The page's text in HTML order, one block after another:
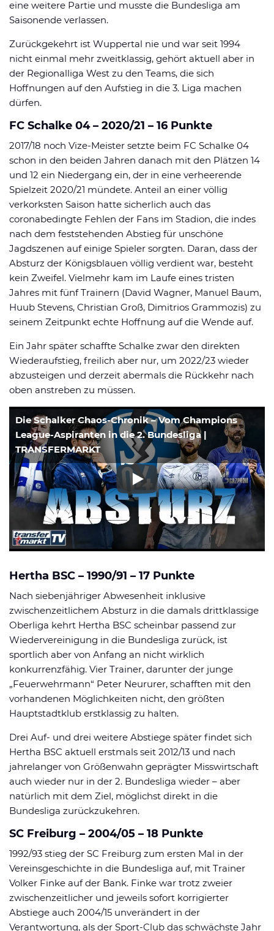
eine weitere Partie und musste die Bundesliga am
Saisonende verlassen.
Zurückgekehrt ist Wuppertal nie und war seit 1994
nicht einmal mehr zweitklassig, gehört aktuell aber in
der Regionalliga West zu den Teams, die sich
Hoffnungen auf den Aufstieg in die 3. Liga machen
dürfen.
FC Schalke 04 – 2020/21 – 16 Punkte
2017/18 noch Vize-Meister setzte beim FC Schalke 04
schon in den beiden Jahren danach mit den Plätzen 14
und 12 ein Niedergang ein, der in eine verheerende
Spielzeit 2020/21 mündete. Anteil an einer völlig
verkorksten Saison hatte sicherlich auch das
coronabedingte Fehlen der Fans im Stadion, die indes
nach dem feststehenden Abstieg für unschöne
Jagdszenen auf einige Spieler sorgten. Daran, dass der
Absturz der Königsblauen völlig verdient war, besteht
kein Zweifel. Vielmehr kam im Laufe eines tristen
Jahres mit fünf Trainern (David Wagner, Manuel Baum,
Huub Stevens, Christian Groß, Dimitrios Grammozis) zu
seinem Zeitpunkt echte Hoffnung auf die Wende auf.
Ein Jahr später schaffte Schalke zwar den direkten
Wiederaufstieg, freilich aber nur, um 2022/23 wieder
abzusteigen und derzeit abermals die Rückkehr nach
oben anstreben zu müssen.
Die Schalker Chaos-Chronik – Vom Champions
League-Aspiranten in die 2. Bundesliga |
TRANSFERMARKT
Hertha BSC – 1990/91 – 17 Punkte
Nach siebenjähriger Abwesenheit inklusive
zwischenzeitlichem Absturz in die damals drittklassige
Oberliga kehrt Hertha BSC scheinbar passend zur
Wiedervereinigung in die Bundesliga zurück, ist
sportlich aber von Anfang an nicht wirklich
konkurrenzfähig. Vier Trainer, darunter der junge
„Feuerwehrmann“ Peter Neururer, schafften mit den
vorhandenen Möglichkeiten nicht, den größten
Hauptstadtklub erstklassig zu halten.
Drei Auf- und drei weitere Abstiege später findet sich
Hertha BSC aktuell erstmals seit 2012/13 und nach
jahrelanger von Größenwahn geprägter Misswirtschaft
auch wieder nur in der 2. Bundesliga wieder – aber
natürlich mit dem Ziel, möglichst direkt in die
Bundesliga zurückzukehren.
SC Freiburg – 2004/05 – 18 Punkte
1992/93 stieg der SC Freiburg zum ersten Mal in der
Vereinsgeschichte in die Bundesliga auf, mit Trainer
Volker Finke auf der Bank. Finke war trotz zweier
zwischenzeitlicher und jeweils sofort korrigierter
Abstiege auch 2004/15 unverändert in der
Verantwortung, als der Sport-Club das schwächste Jahr